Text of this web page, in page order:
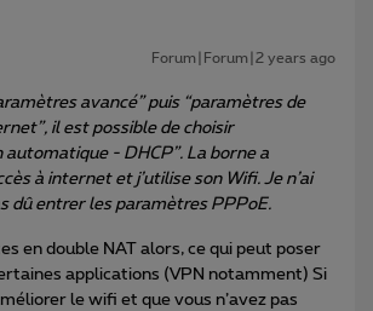
Forum|Forum|2 years ago
avancé” puis “paramètres de
il est possible de choisir
automatique - DHCP”. La borne a
à internet et j’utilise son Wifi. Je n’ai
dû entrer les paramètres PPPoE.
en double NAT alors, ce qui peut poser
applications (VPN notamment) Si
le wifi et que vous n’avez pas